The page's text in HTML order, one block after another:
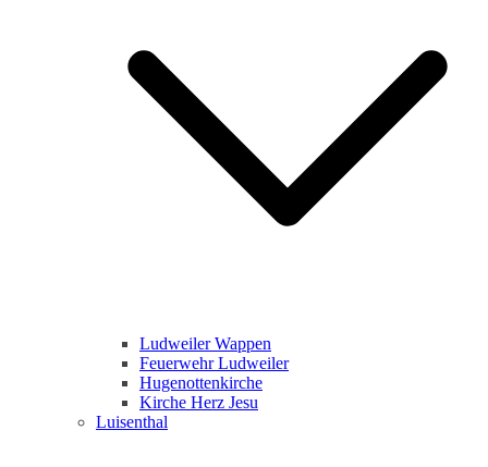
Ludweiler Wappen
Feuerwehr Ludweiler
Hugenottenkirche
Kirche Herz Jesu
Luisenthal